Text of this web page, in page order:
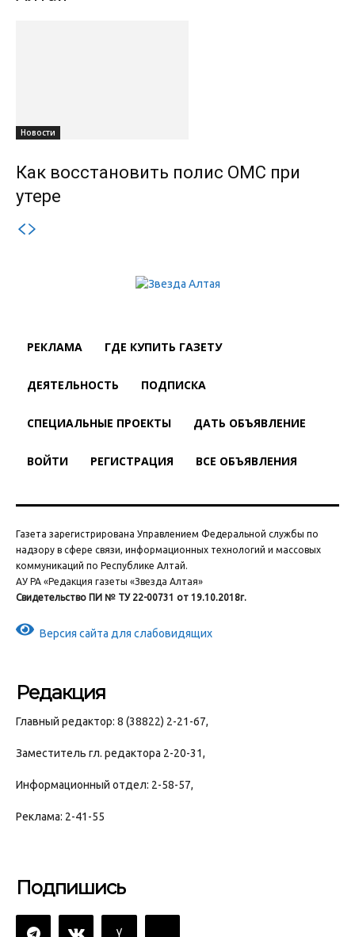
Новости
Как восстановить полис ОМС при
утере
РЕКЛАМА ГДЕ КУПИТЬ ГАЗЕТУ
ДЕЯТЕЛЬНОСТЬ ПОДПИСКА
СПЕЦИАЛЬНЫЕ ПРОЕКТЫ ДАТЬ ОБЪЯВЛЕНИЕ
ВОЙТИ РЕГИСТРАЦИЯ ВСЕ ОБЪЯВЛЕНИЯ
Газета зарегистрирована Управлением Федеральной службы по
надзору в сфере связи, информационных технологий и массовых
коммуникаций по Республике Алтай.
АУ РА «Редакция газеты «Звезда Алтая»
Свидетельство ПИ № ТУ 22-00731 от 19.10.2018г.
Версия сайта для слабовидящих
Редакция
Главный редактор: 8 (38822) 2-21-67,
Заместитель гл. редактора 2-20-31,
Информационный отдел: 2-58-57,
Реклама: 2-41-55
Подпишись